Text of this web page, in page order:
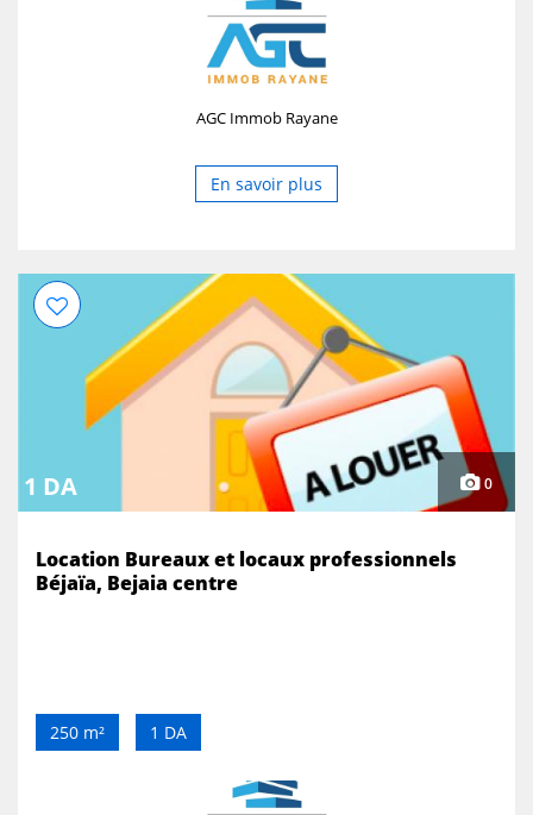
AGC Immob Rayane
En savoir plus
1 DA 0
Location Bureaux et locaux professionnels
Béjaïa, Bejaia centre
250 m² 1 DA